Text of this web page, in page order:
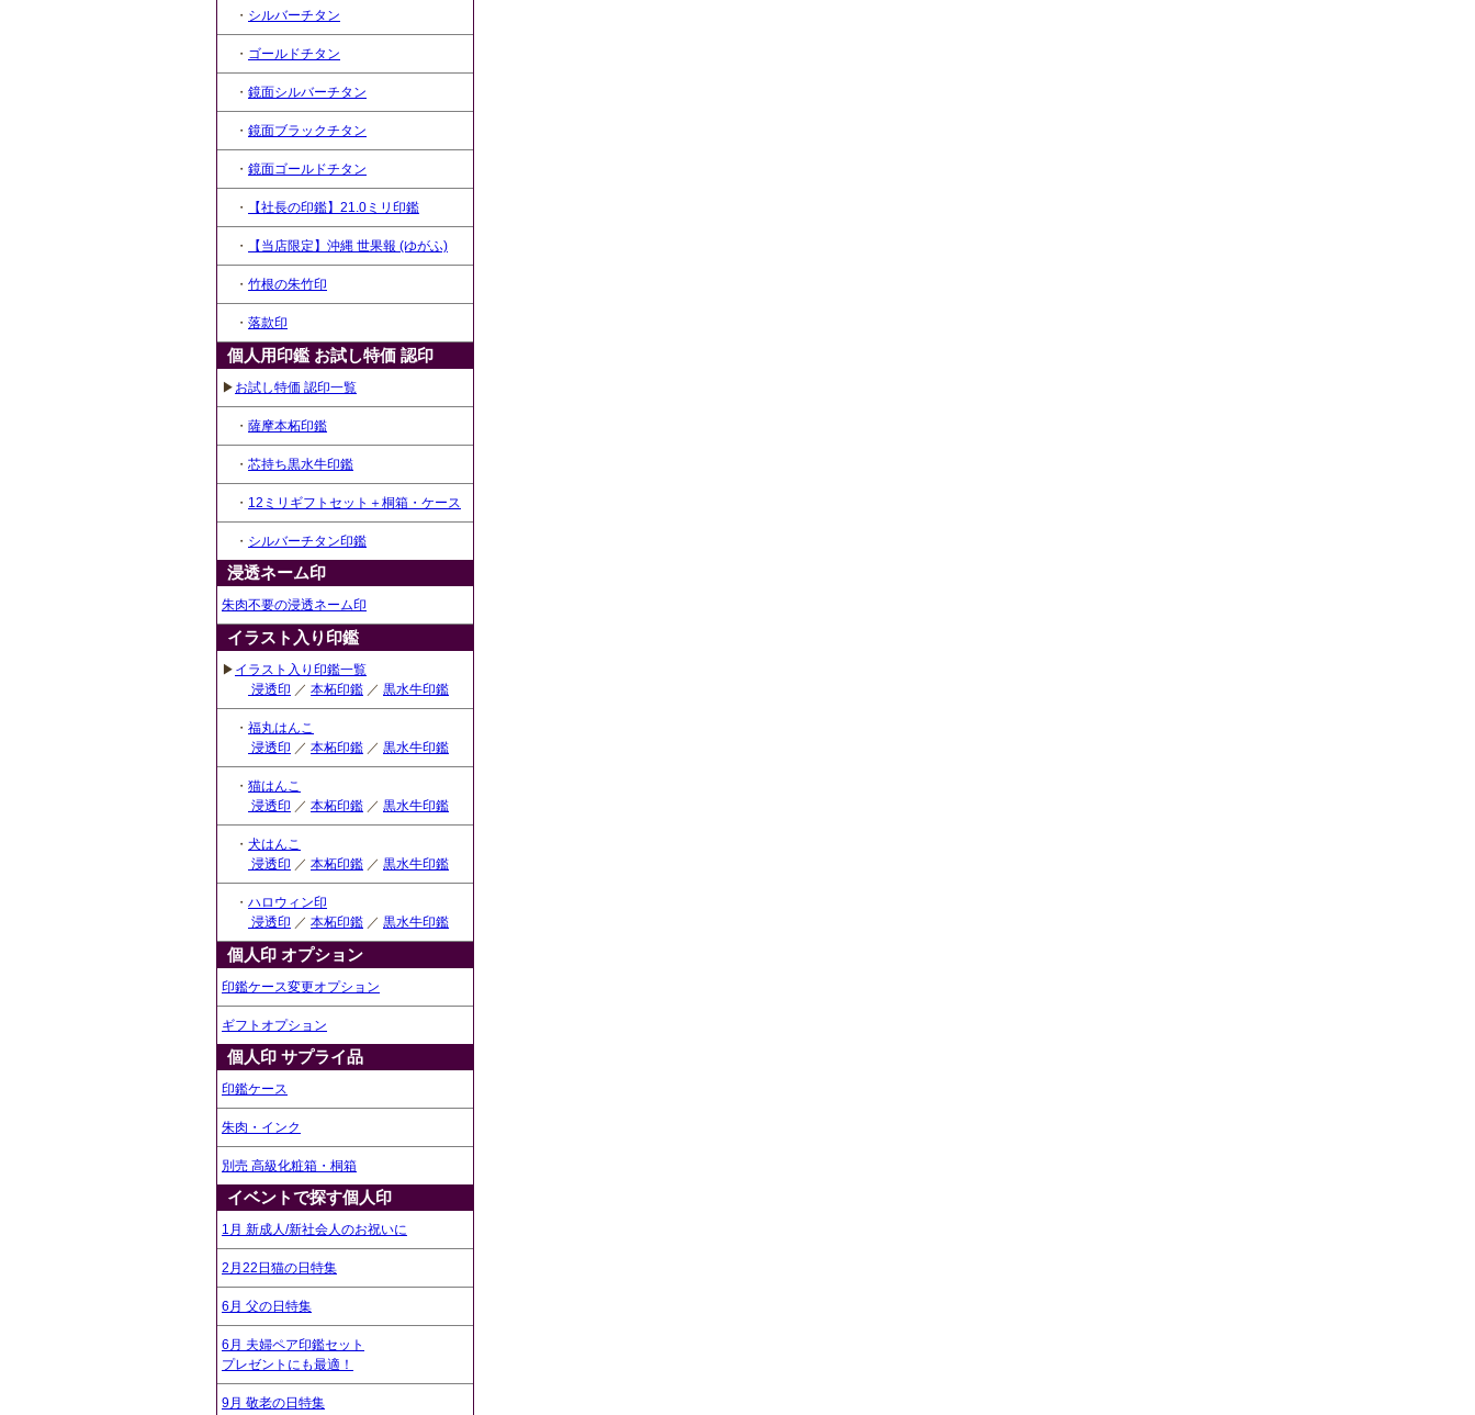
・ シルバーチタン
・ ゴールドチタン
・ 鏡面シルバーチタン
・ 鏡面ブラックチタン
・ 鏡面ゴールドチタン
・ 【社長の印鑑】21.0ミリ印鑑
・ 【当店限定】沖縄 世果報 (ゆがふ)
・ 竹根の朱竹印
・ 落款印
個人用印鑑 お試し特価 認印
▶ お試し特価 認印一覧
・ 薩摩本柘印鑑
・ 芯持ち黒水牛印鑑
・ 12ミリギフトセット＋桐箱・ケース
・ シルバーチタン印鑑
浸透ネーム印
朱肉不要の浸透ネーム印
イラスト入り印鑑
▶ イラスト入り印鑑一覧
浸透印 ／ 本柘印鑑 ／ 黒水牛印鑑
・ 福丸はんこ
浸透印 ／ 本柘印鑑 ／ 黒水牛印鑑
・ 猫はんこ
浸透印 ／ 本柘印鑑 ／ 黒水牛印鑑
・ 犬はんこ
浸透印 ／ 本柘印鑑 ／ 黒水牛印鑑
・ ハロウィン印
浸透印 ／ 本柘印鑑 ／ 黒水牛印鑑
個人印 オプション
印鑑ケース変更オプション
ギフトオプション
個人印 サプライ品
印鑑ケース
朱肉・インク
別売 高級化粧箱・桐箱
イベントで探す個人印
1月 新成人/新社会人のお祝いに
2月22日猫の日特集
6月 父の日特集
6月 夫婦ペア印鑑セット
プレゼントにも最適！
9月 敬老の日特集